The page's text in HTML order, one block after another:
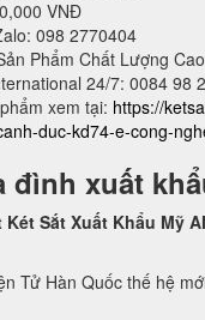
VNĐ
098 2770404
Phẩm Chất Lượng
24/7: 0084 98
xem tại: https://
duc-kd74-e-cong-
đình xuất
Sắt Xuất Khẩu Mỹ
Tử Hàn Quốc thế hệ